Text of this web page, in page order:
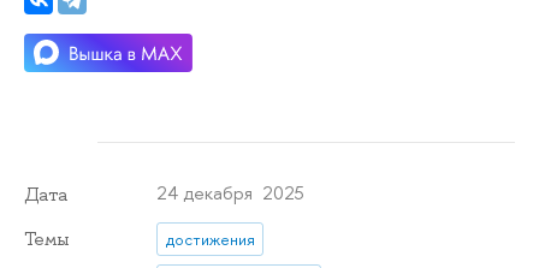
Дата 24 декабря 2025
Темы
достижения